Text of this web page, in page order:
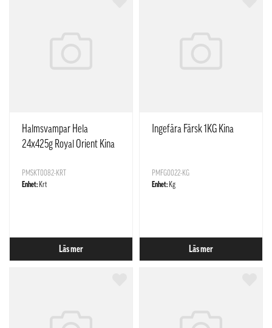
Halmsvampar Hela
24x425g Royal Orient Kina
PMSKT0082-KRT
Enhet: Krt
Läs mer
Ingefära Färsk 1KG Kina
PMFG0022-KG
Enhet: Kg
Läs mer